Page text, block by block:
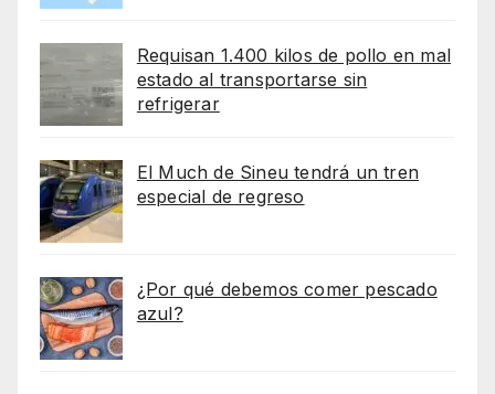
Requisan 1.400 kilos de pollo en mal
estado al transportarse sin
refrigerar
El Much de Sineu tendrá un tren
especial de regreso
¿Por qué debemos comer pescado
azul?